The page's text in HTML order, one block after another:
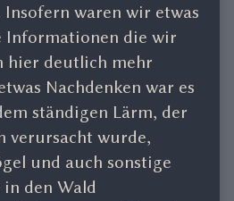
waren wir etwas
Informationen die wir
hier deutlich mehr
Nachdenken war es
ständigen Lärm, der
verursacht wurde,
und auch sonstige
in den Wald